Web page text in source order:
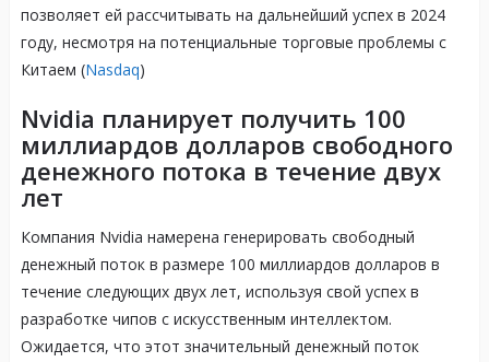
позволяет ей рассчитывать на дальнейший успех в 2024
году, несмотря на потенциальные торговые проблемы с
Китаем (Nasdaq)​​
Nvidia планирует получить 100
миллиардов долларов свободного
денежного потока в течение двух
лет
Компания Nvidia намерена генерировать свободный
денежный поток в размере 100 миллиардов долларов в
течение следующих двух лет, используя свой успех в
разработке чипов с искусственным интеллектом.
Ожидается, что этот значительный денежный поток